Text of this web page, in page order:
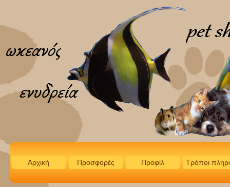
Αρχική Προσφορές Προφίλ Τρόποι